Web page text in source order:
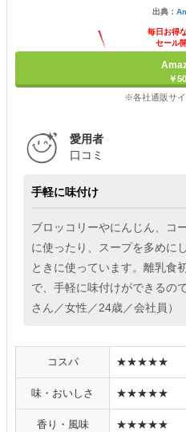
出典：
毎日お得
セール
￥
※各社通販サ
愛用者
口コミ
手軽に味付け
ブロッコリーやにんじん、コ
に使ったり、スープを多めに
ときに使っています。離乳食
で、手軽に味付けができるの
さん／女性／24歳／会社員）
コスパ ★★★★★
味・おいしさ ★★★★★
香り・風味 ★★★★★